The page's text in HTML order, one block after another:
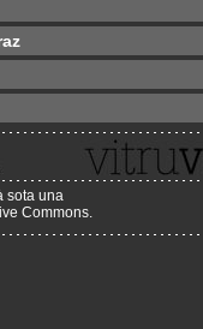
sota una
Commons.